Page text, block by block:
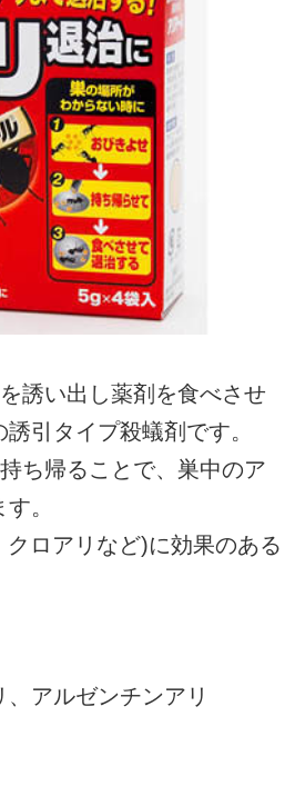
誘い出し薬剤を食べさせ
引タイプ殺蟻剤です。
ち帰ることで、巣中のア
。
ロアリなど)に効果のある
アルゼンチンアリ